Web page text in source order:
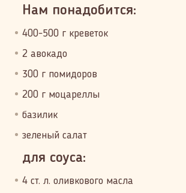
Нам понадобится:
400-500 г креветок
2 авокадо
300 г помидоров
200 г моцареллы
базилик
зеленый салат
для соуса:
4 ст. л. оливкового масла